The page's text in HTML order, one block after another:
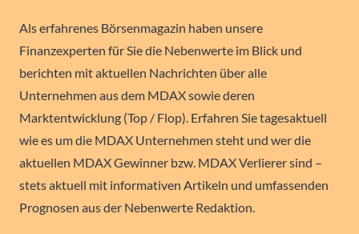
Als erfahrenes Börsenmagazin haben unsere
Finanzexperten für Sie die Nebenwerte im Blick und
berichten mit aktuellen Nachrichten über alle
Unternehmen aus dem MDAX sowie deren
Marktentwicklung (Top / Flop). Erfahren Sie tagesaktuell
wie es um die MDAX Unternehmen steht und wer die
aktuellen MDAX Gewinner bzw. MDAX Verlierer sind –
stets aktuell mit informativen Artikeln und umfassenden
Prognosen aus der Nebenwerte Redaktion.